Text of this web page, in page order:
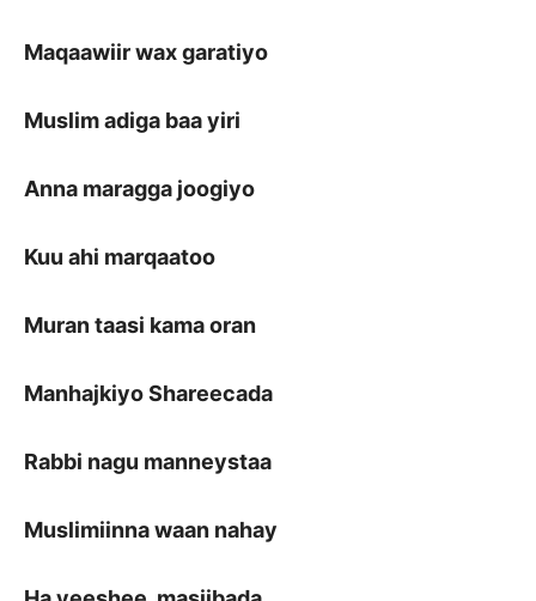
Maqaawiir wax garatiyo
Muslim adiga baa yiri
Anna maragga joogiyo
Kuu ahi marqaatoo
Muran taasi kama oran
Manhajkiyo Shareecada
Rabbi nagu manneystaa
Muslimiinna waan nahay